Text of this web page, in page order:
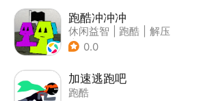
跑酷冲冲冲
休闲益智 跑酷
解压
| 清新
0.0
加速逃跑吧
跑酷